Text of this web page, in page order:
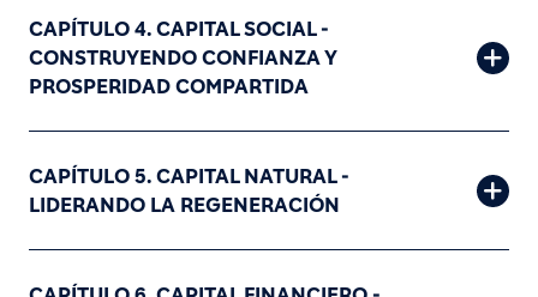
CAPÍTULO 4. CAPITAL SOCIAL -
CONSTRUYENDO CONFIANZA Y
PROSPERIDAD COMPARTIDA
CAPÍTULO 5. CAPITAL NATURAL -
LIDERANDO LA REGENERACIÓN